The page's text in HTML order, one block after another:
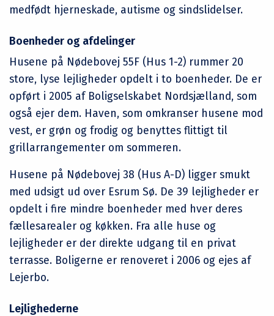
medfødt hjerneskade, autisme og sindslidelser.
Boenheder og afdelinger
Husene på Nødebovej 55F (Hus 1-2) rummer 20
store, lyse lejligheder opdelt i to boenheder. De er
opført i 2005 af Boligselskabet Nordsjælland, som
også ejer dem. Haven, som omkranser husene mod
vest, er grøn og frodig og benyttes flittigt til
grillarrangementer om sommeren.
Husene på Nødebovej 38 (Hus A-D) ligger smukt
med udsigt ud over Esrum Sø. De 39 lejligheder er
opdelt i fire mindre boenheder med hver deres
fællesarealer og køkken. Fra alle huse og
lejligheder er der direkte udgang til en privat
terrasse. Boligerne er renoveret i 2006 og ejes af
Lejerbo.
Lejlighederne